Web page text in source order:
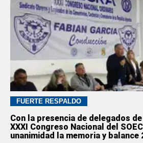
FUERTE RESPALDO
Con la presencia de delegados
XXXI Congreso Nacional del
unanimidad la memoria y balance